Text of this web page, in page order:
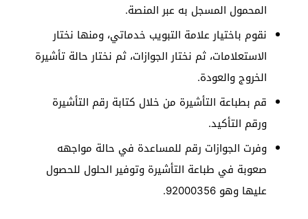
المحمول المسجل به عبر المنصة.
نقوم باختيار علامة التبويب خدماتي، ومنها نختار
الاستعلامات، ثم نختار الجوازات، ثم نختار حالة تأشيرة
الخروج والعودة.
قم بطباعة التأشيرة من خلال كتابة رقم التأشيرة
ورقم التأكيد.
وفرت الجوازات رقم للمساعدة في حالة مواجهه
صعوبة في طباعة التأشيرة وتوفير الحلول للحصول
عليها وهو 92000356.